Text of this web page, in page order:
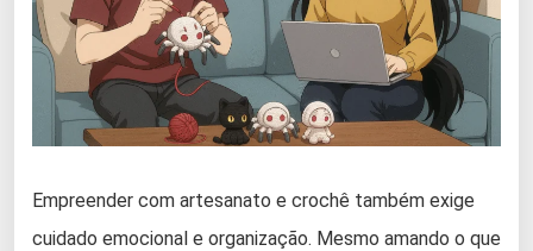
Empreender com artesanato e crochê também exige
cuidado emocional e organização. Mesmo amando o que